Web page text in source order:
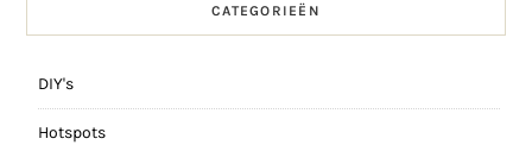
CATEGORIEËN
DIY's
Hotspots